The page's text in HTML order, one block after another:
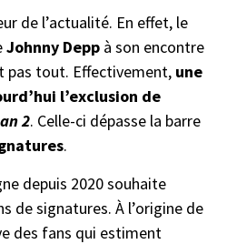
de l’actualité. En effet, le
Johnny Depp à son encontre
pas tout. Effectivement, une
l’exclusion de
2. Celle-ci dépasse la barre
.
depuis 2020 souhaite
de signatures. À l’origine de
des fans qui estiment